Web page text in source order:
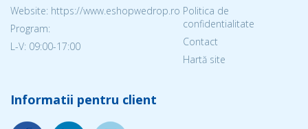
Website: https://www.eshopwedrop.ro
Program:
L-V: 09:00-17:00
Politica de
confidentialitate
Contact
Hartă site
Informatii pentru client